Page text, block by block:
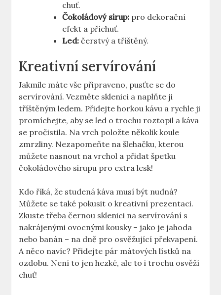
chuť.
Čokoládový sirup: pro dekorační‌
efekt a příchuť.
Led: čerstvý a ⁢tříštěný.
Kreativní servírování
Jakmile máte vše připraveno, pusťte se do
servírování. Vezměte ‍sklenici⁢ a naplňte ji
tříštěným⁣ ledem. Přidejte horkou kávu a ​rychle ji
promíchejte, aby se led o trochu roztopil ‌a káva
se pročistila. Na vrch položte několik‍ koule
zmrzliny. ⁢Nezapomeňte na šlehačku, kterou
můžete ‌nasnout na vrchol a přidat špetku
čokoládového ⁣sirupu pro extra lesk!
Kdo říká, že studená káva musí být nudná?
Můžete se také pokusit o kreativní prezentaci.
Zkuste třeba černou sklenici na‌ servírování s
nakrájenými ovocnými kousky – jako je jahoda
nebo banán – na dně pro osvěžující překvapení.
A něco navíc? Přidejte pár mátových lístků na
ozdobu. Není ⁣to jen hezké, ‍ale to i trochu osvěží
chuť!